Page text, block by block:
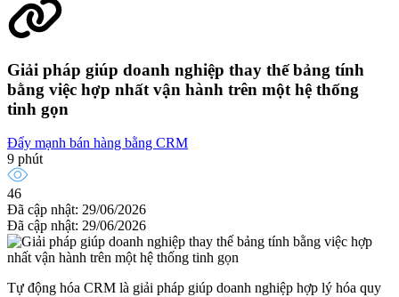
Giải pháp giúp doanh nghiệp thay thế bảng tính
bằng việc hợp nhất vận hành trên một hệ thống
tinh gọn
Đẩy mạnh bán hàng bằng CRM
9 phút
46
Đã cập nhật: 29/06/2026
Đã cập nhật: 29/06/2026
Tự động hóa CRM là giải pháp giúp doanh nghiệp hợp lý hóa quy